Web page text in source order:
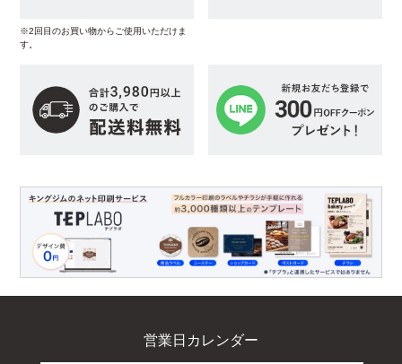
※2回目のお買い物からご使用いただけま
す。
営業日カレンダー